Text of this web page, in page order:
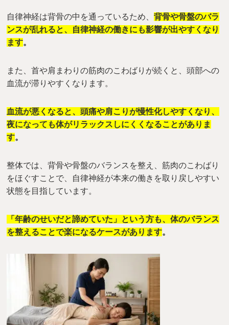
自律神経は背骨の中を通っているため、背骨や骨盤のバラ
ンスが乱れると、自律神経の働きにも影響が出やすくなり
ます。
また、首や肩まわりの筋肉のこわばりが続くと、頭部への
血流が滞りやすくなります。
血流が悪くなると、頭痛や肩こりが慢性化しやすくなり、
夜になっても体がリラックスしにくくなることがありま
す。
整体では、背骨や骨盤のバランスを整え、筋肉のこわばり
をほぐすことで、自律神経が本来の働きを取り戻しやすい
状態を目指しています。
「年齢のせいだと諦めていた」という方も、体のバランス
を整えることで楽になるケースがあります。